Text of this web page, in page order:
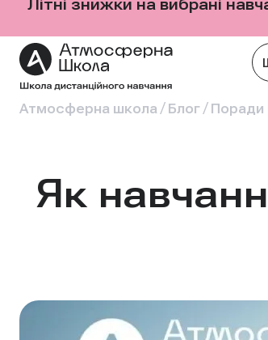
Літні знижки на вибрані
Атмосферна школа / Блог / Поради
Як